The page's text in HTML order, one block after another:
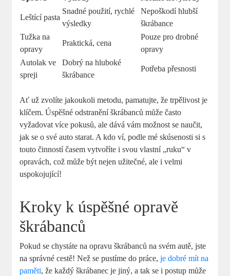
Leštící pasta
Snadné použití, rychlé
výsledky
Nepoškodí hlubší
škrábance
Tužka na
opravy
Praktická, cena
Pouze pro drobné
opravy
Autolak ve
spreji
Dobrý na hluboké
škrábance
Potřeba přesnosti
Ať už zvolíte jakoukoli metodu, pamatujte, že trpělivost je
klíčem. Úspěšné odstranění škrábanců může často
vyžadovat více pokusů, ale dává vám možnost se naučit,
jak se o své auto starat. A kdo ví, podle mé skúsenosti si s
touto činností časem vytvoříte i svou vlastní „ruku“ v
opravách, což může být nejen užitečné, ale i velmi
uspokojující!
Kroky k úspěšné opravě
škrábanců
Pokud se chystáte na opravu škrábanců na svém autě, jste
na správné cestě! Než se pustíme do práce,je dobré mít na
paměti, že každý škrábanec je jiný, a tak se i postup může